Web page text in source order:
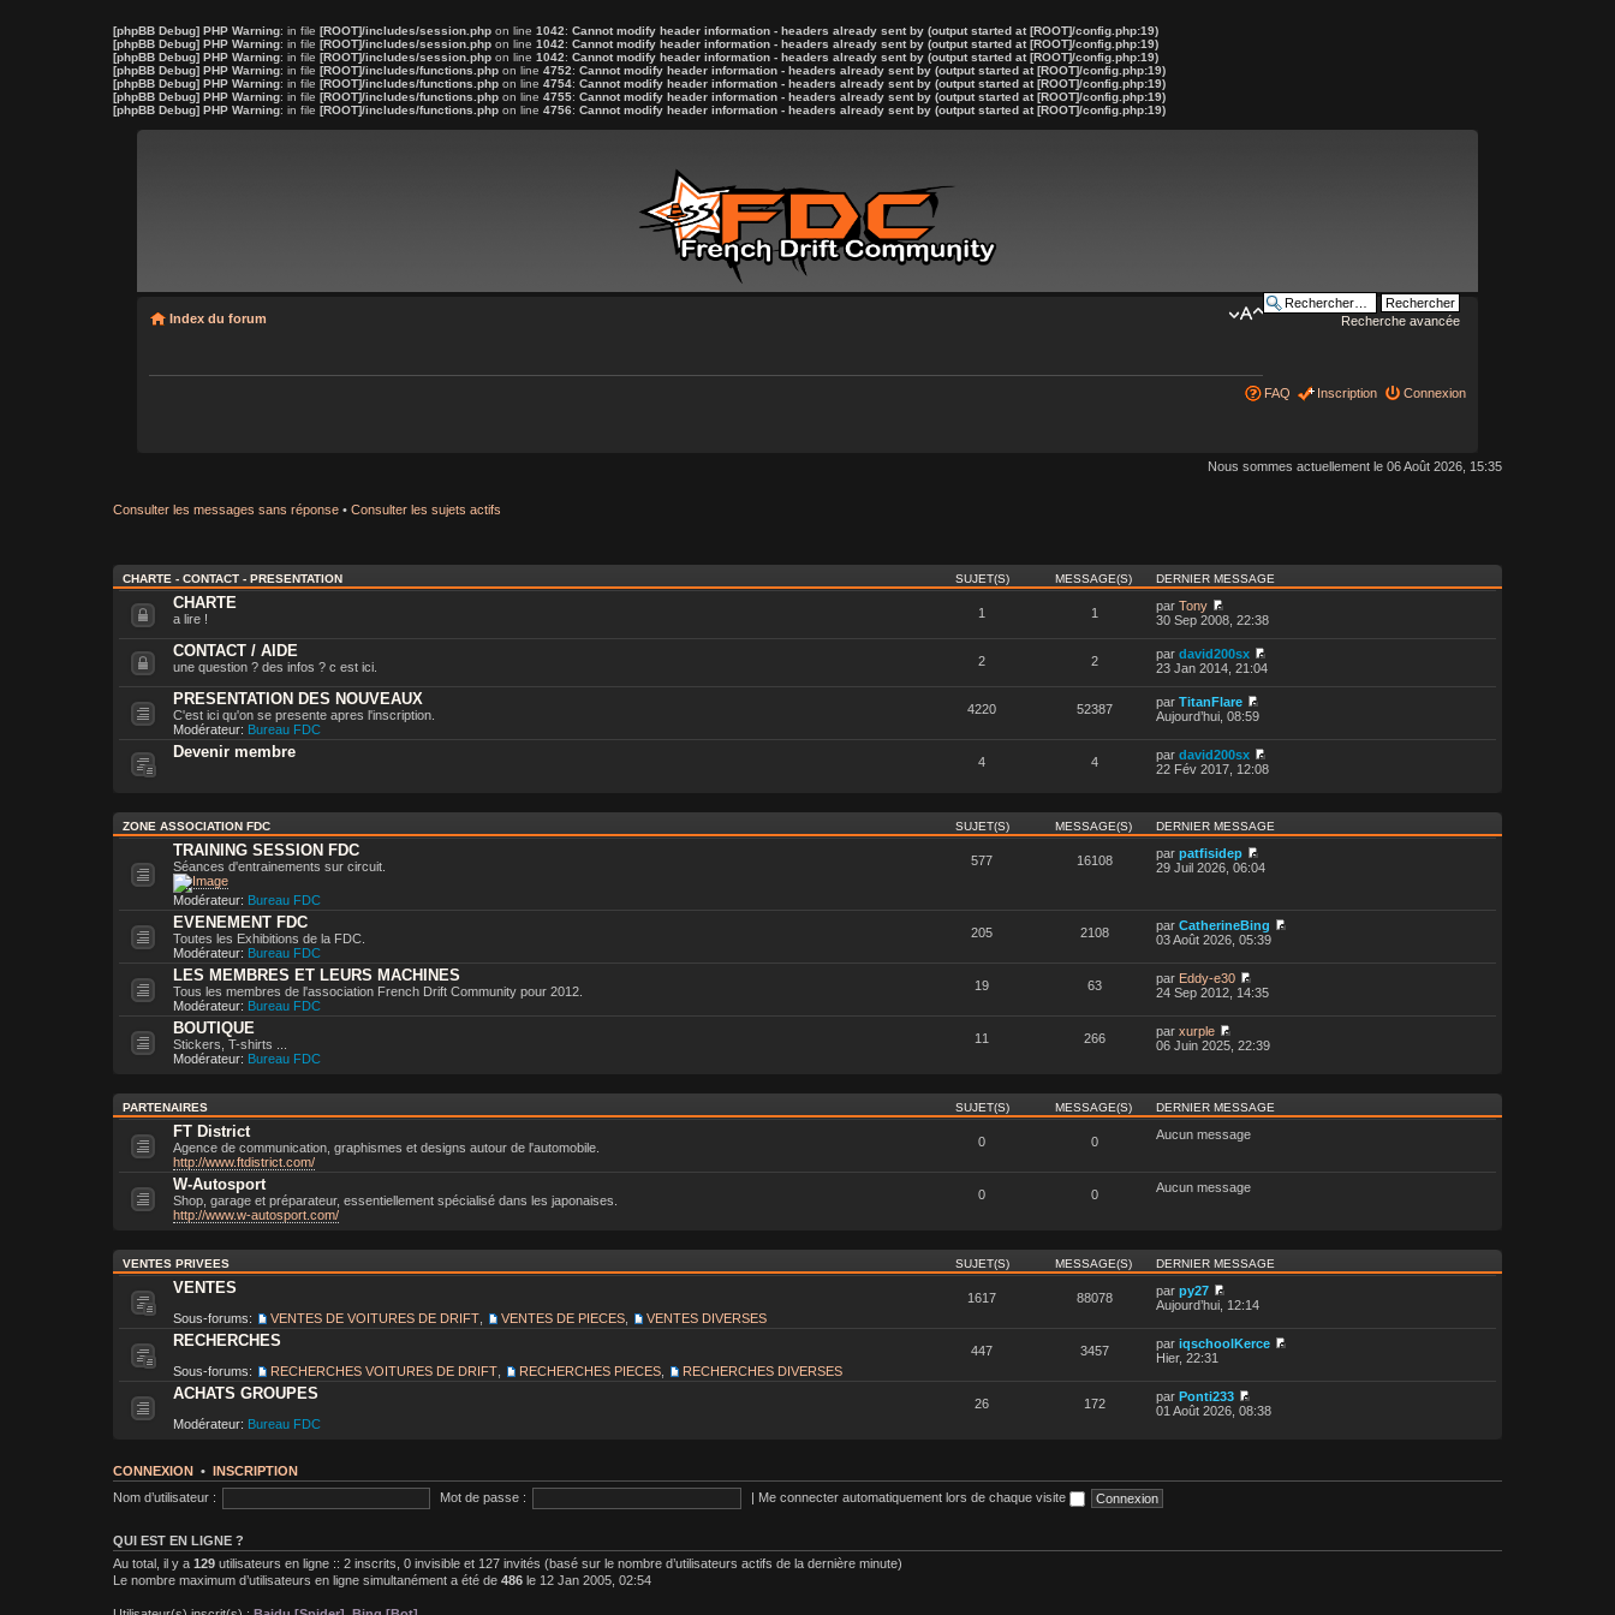
[phpBB Debug] PHP Warning: in file[ROOT]/includes/session.php on line1042:Cannot modify header information - headers already sent by (output started at [ROOT]/config.php:19)
[phpBB Debug] PHP Warning: in file[ROOT]/includes/session.php on line1042:Cannot modify header information - headers already sent by (output started at [ROOT]/config.php:19)
[phpBB Debug] PHP Warning: in file[ROOT]/includes/session.php on line1042:Cannot modify header information - headers already sent by (output started at [ROOT]/config.php:19)
[phpBB Debug] PHP Warning: in file[ROOT]/includes/functions.php on line4752:Cannot modify header information - headers already sent by (output started at [ROOT]/config.php:19)
[phpBB Debug] PHP Warning: in file[ROOT]/includes/functions.php on line4754:Cannot modify header information - headers already sent by (output started at [ROOT]/config.php:19)
[phpBB Debug] PHP Warning: in file[ROOT]/includes/functions.php on line4755:Cannot modify header information - headers already sent by (output started at [ROOT]/config.php:19)
[phpBB Debug] PHP Warning: in file[ROOT]/includes/functions.php on line4756:Cannot modify header information - headers already sent by (output started at [ROOT]/config.php:19)
Recherche avancée
Index du forum
FAQ Inscription Connexion
Nous sommes actuellement le 06 Août 2026, 15:35
Consulter les messages sans réponse •Consulter les sujets actifs
CHARTE - CONTACT - PRESENTATION SUJET(S) MESSAGE(S) DERNIER MESSAGE
CHARTE
a lire ! 1 1 parTony
30 Sep 2008, 22:38
CONTACT / AIDE
une question ? des infos ? c est ici. 2 2 pardavid200sx
23 Jan 2014, 21:04
PRESENTATION DES NOUVEAUX
C'est ici qu'on se presente apres l'inscription.
Modérateur: Bureau FDC
4220 52387 parTitanFlare
Aujourd’hui, 08:59
Devenir membre
4 4 pardavid200sx
22 Fév 2017, 12:08
ZONE ASSOCIATION FDC SUJET(S) MESSAGE(S) DERNIER MESSAGE
TRAINING SESSION FDC
Séances d'entrainements sur circuit.
Modérateur: Bureau FDC
577 16108 parpatfisidep
29 Juil 2026, 06:04
EVENEMENT FDC
Toutes les Exhibitions de la FDC.
Modérateur: Bureau FDC
205 2108 parCatherineBing
03 Août 2026, 05:39
LES MEMBRES ET LEURS MACHINES
Tous les membres de l'association French Drift Community pour 2012.
Modérateur: Bureau FDC
19 63 par Eddy-e30
24 Sep 2012, 14:35
BOUTIQUE
Stickers, T-shirts ...
Modérateur: Bureau FDC
11 266 parxurple
06 Juin 2025, 22:39
PARTENAIRES SUJET(S) MESSAGE(S) DERNIER MESSAGE
FT District
Agence de communication, graphismes et designs autour de l'automobile.
http://www.ftdistrict.com/
0 0 Aucun message
W-Autosport
Shop, garage et préparateur, essentiellement spécialisé dans les japonaises.
http://www.w-autosport.com/
0 0 Aucun message
VENTES PRIVEES SUJET(S) MESSAGE(S) DERNIER MESSAGE
VENTES
Sous-forums: VENTES DE VOITURES DE DRIFT, VENTES DE PIECES, VENTES DIVERSES
1617 88078 parpy27
Aujourd’hui, 12:14
RECHERCHES
Sous-forums: RECHERCHES VOITURES DE DRIFT, RECHERCHES PIECES, RECHERCHES DIVERSES
447 3457 pariqschoolKerce
Hier, 22:31
ACHATS GROUPES
Modérateur: Bureau FDC
26 172 par Ponti233
01 Août 2026, 08:38
CONNEXION •
INSCRIPTION
Nom d’utilisateur :
Mot de passe : Me connecter automatiquement lors de chaque visite
QUI EST EN LIGNE ?
Au total, il y a129 utilisateurs en ligne :: 2 inscrits, 0 invisible et 127 invités (basé sur le nombre d’utilisateurs actifs de la dernière minute)
Le nombre maximum d’utilisateurs en ligne simultanément a été de486 le 12 Jan 2005, 02:54